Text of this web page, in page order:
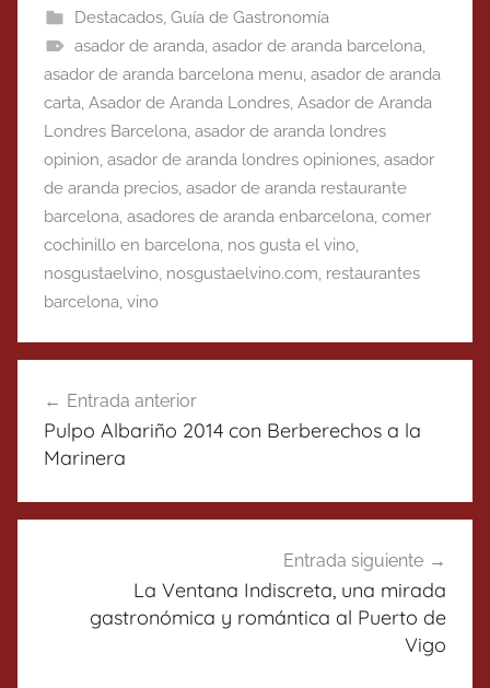
Destacados, Guía de Gastronomía
asador de aranda, asador de aranda barcelona,
asador de aranda barcelona menu, asador de aranda
carta, Asador de Aranda Londres, Asador de Aranda
Londres Barcelona, asador de aranda londres
opinion, asador de aranda londres opiniones, asador
de aranda precios, asador de aranda restaurante
barcelona, asadores de aranda enbarcelona, comer
cochinillo en barcelona, nos gusta el vino,
nosgustaelvino, nosgustaelvino.com, restaurantes
barcelona, vino
de
entradas
Entrada anterior
Pulpo Albariño 2014 con Berberechos a la
Marinera
Entrada siguiente
La Ventana Indiscreta, una mirada
gastronómica y romántica al Puerto de
Vigo